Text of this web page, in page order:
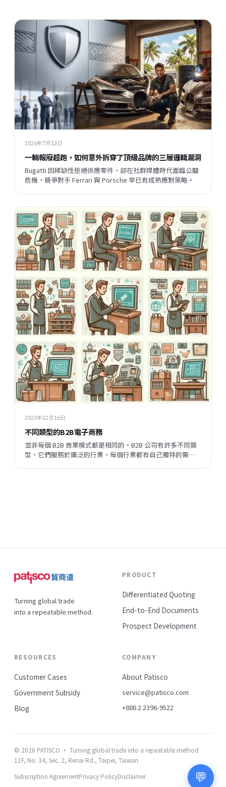
2026年7月13日
一輛報廢超跑，如何意外拆穿了頂級品牌的三層邏輯漏洞
Bugatti 因稀缺性拒絕供應零件，卻在社群媒體時代面臨公關
危機，競爭對手 Ferrari 與 Porsche 早已有成熟應對策略。
2023年12月16日
不同類型的B2B電子商務
並非每個 B2B 商業模式都是相同的。B2B 公司有許多不同類
型，它們服務於廣泛的行業，每個行業都有自己獨特的需求
Turning global trade
into a repeatable method.
PRODUCT
Differentiated Quoting
End-to-End Documents
Prospect Development
RESOURCES
Customer Cases
Government Subsidy
Blog
COMPANY
About Patisco
service@patisco.com
+886 2 2396-9522
© 2026 PATISCO · Turning global trade into a repeatable method
11F, No. 34, Sec. 2, Renai Rd., Taipei, Taiwan
Subscription AgreementPrivacy PolicyDisclaimer 💬